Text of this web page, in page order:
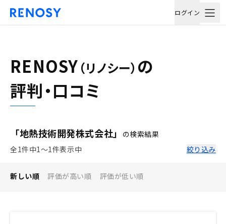
ログイン
RENOSY （リノシー） の
評判・口コミ
「地熱技術開発株式会社」
の検索結果
全1件中1〜1件表示中
絞り込み
新しい順 評価が高い順 評価が低い順